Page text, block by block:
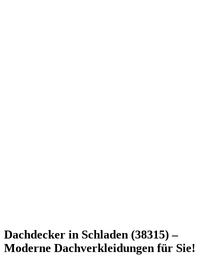
Dachdecker in Schladen (38315) –
Moderne Dachverkleidungen für Sie!